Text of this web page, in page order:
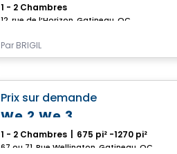
1 - 2 Chambres
12, rue de l’Horizon, Gatineau, QC
Par BRIGIL
Prix sur demande
We 2 We 3
1 - 2 Chambres 675 pi² -1270 pi²
67 ou 71, Rue Wellington, Gatineau, QC